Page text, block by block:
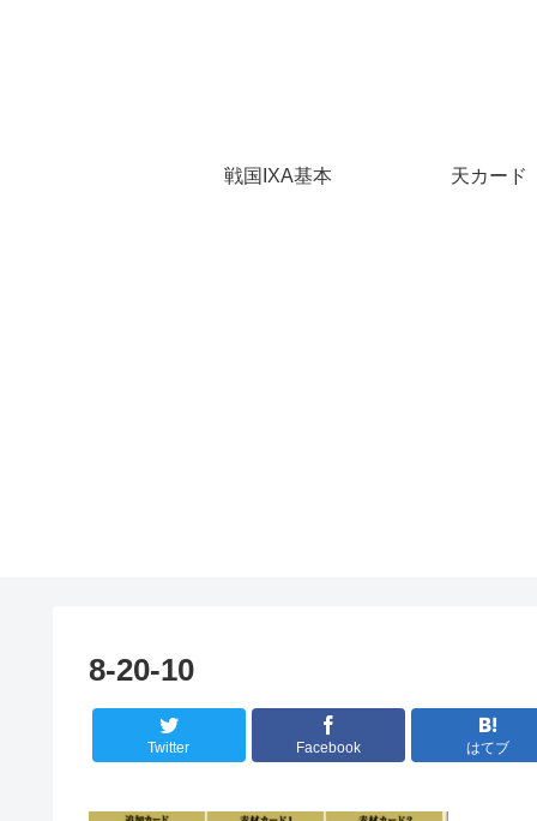
戦国IXA基本 天カード
8-20-10
Twitter Facebook はてブ